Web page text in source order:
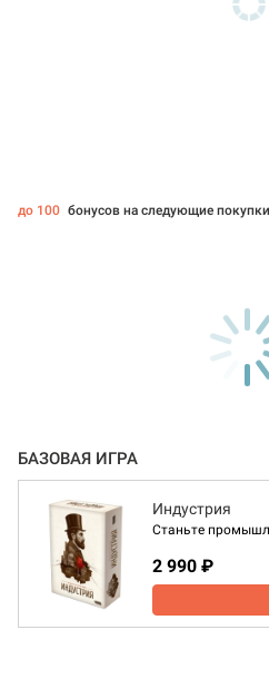
до 100 бонусов на следующие покупки
БАЗОВАЯ ИГРА
Индустрия
Станьте
2 990 ₽